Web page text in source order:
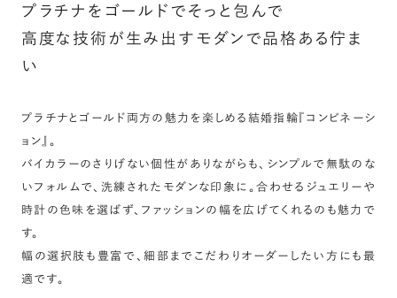
プラチナをゴールドでそっと包んで
高度な技術が生み出すモダンで品格ある佇ま
い
プラチナとゴールド両方の魅力を楽しめる結婚指輪『コンビネーシ
ョン』。
バイカラーのさりげない個性がありながらも、シンプルで無駄のな
いフォルムで、洗練されたモダンな印象に。合わせるジュエリーや
時計の色味を選ばず、ファッションの幅を広げてくれるのも魅力で
す。
幅の選択肢も豊富で、細部までこだわりオーダーしたい方にも最
適です。